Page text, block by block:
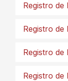
Registro
Registro de
Registro de
Registro de